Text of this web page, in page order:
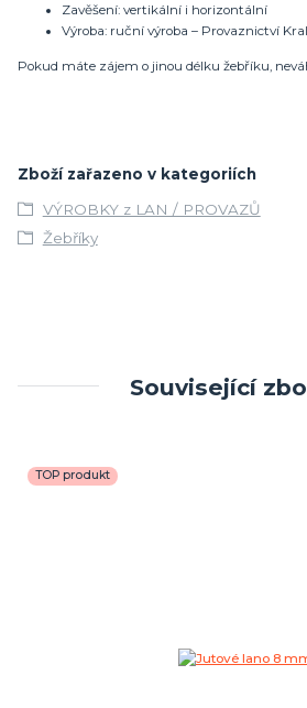
Zavěšení: vertikální i horizontální
Výroba: ruční výroba – Provaznictví
Pokud máte zájem o jinou délku žebříku,
Zboží zařazeno v kategoriích
VÝROBKY z LAN / PROVAZŮ
Žebříky
Související
TOP produkt